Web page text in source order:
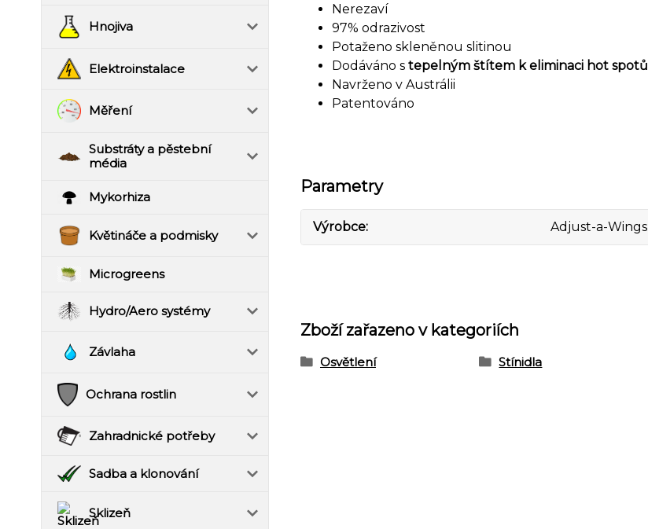
Hnojiva
Elektroinstalace
Měření
Substráty a pěstební
média
Mykorhiza
Květináče a podmisky
Microgreens
Hydro/Aero systémy
Závlaha
Ochrana rostlin
Zahradnické potřeby
Sadba a klonování
Sklizeň
Nerezaví
97% odrazivost
Potaženo skleněnou slitinou
Dodáváno s tepelným štítem k eliminaci hot spotů
Navrženo v Austrálii
Patentováno
Parametry
Výrobce Adjust-a-Wings
Zboží zařazeno v kategoriích
Osvětlení Stínidla